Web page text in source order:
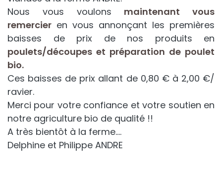
Nous vous voulons maintenant vous
remercier en vous annonçant les premières
baisses de prix de nos produits en
poulets/découpes et préparation de poulet
bio.
Ces baisses de prix allant de 0,80 € à 2,00 €/
ravier.
Merci pour votre confiance et votre soutien en
notre agriculture bio de qualité !!
A très bientôt à la ferme….
Delphine et Philippe ANDRE